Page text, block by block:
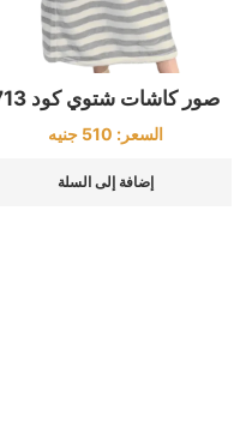
صور كاشات شتوي كود 713
السعر: 510 جنيه
إضافة إلى السلة